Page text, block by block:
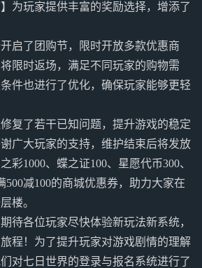
为玩家提供丰富的奖励选择，增添了
启了团购节，限时开放多款优惠商
限时返场，满足不同玩家的购物需
件也进行了优化，确保玩家能够更轻
复了若干已知问题，提升游戏的稳定
广大玩家的支持，维护结束后将发放
彩1000、蝶之证100、星愿代币300、
500减100的商城优惠券，助力大家在
楼。
待各位玩家尽快体验新玩法新系统，
程！为了提升玩家对游戏剧情的理解
对七日世界的登录与报名系统进行了